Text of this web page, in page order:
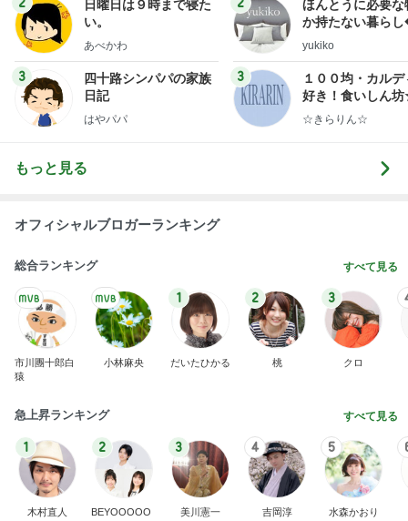
2
日曜日は９時まで寝た
い。
あべかわ
3
四十路シンパパの家族
日記
はやパパ
2
ほんとうに必要な
か持たない暮ら
ep Life Simple◆
yukiko
3
１００均・カルデ
好き！食いしん
らりん☆のブログ
☆きらりん☆
もっと見る
オフィシャルブロガーランキング
総合ランキング すべて見る
市川團十郎白
猿
小林麻央
1
だいたひかる
2
桃
3
クロ
急上昇ランキング すべて見る
1
木村直人
2
BEYOOOOO
3
美川憲一
4
吉岡淳
5
水森かおり